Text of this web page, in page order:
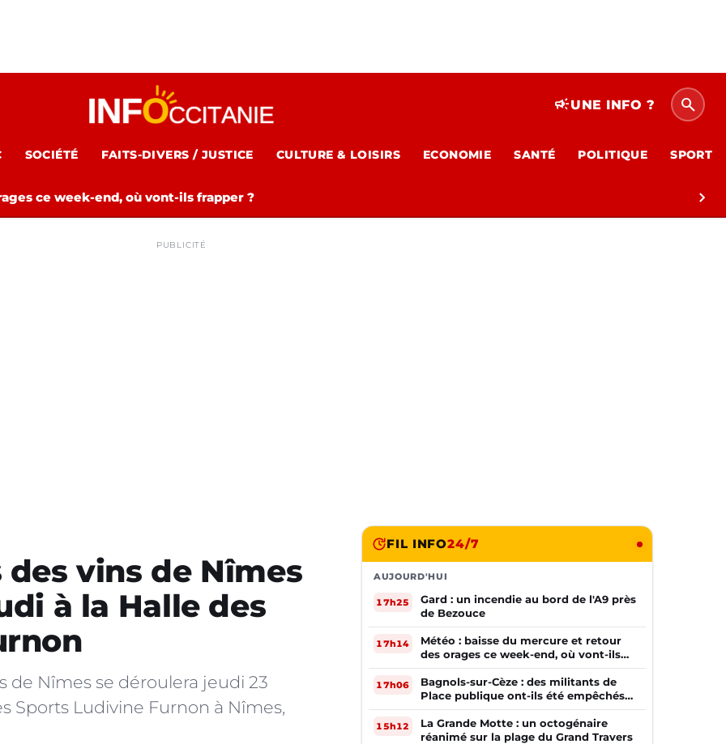
campaignUNE INFO ? search
SOCIÉTÉ FAITS-DIVERS / JUSTICE CULTURE & LOISIRS ECONOMIE SANTÉ POLITIQUE SPORT
ce week-end, où vont-ils frapper ? chevron_right
PUBLICITÉ
des vins de Nîmes
à la Halle des
de Nîmes se déroulera jeudi 23
Sports Ludivine Furnon à Nîmes,
FIL INFO24/7
AUJOURD'HUI
17h25
Gard : un incendie au bord de l'A9 près
de Bezouce
17h14
Météo : baisse du mercure et retour
des orages ce week-end, où vont-ils
frapper ?
17h06
Bagnols-sur-Cèze : des militants de
Place publique ont-ils été empêchés
de tracter par la mairie ?
15h12
La Grande Motte : un octogénaire
réanimé sur la plage du Grand Travers